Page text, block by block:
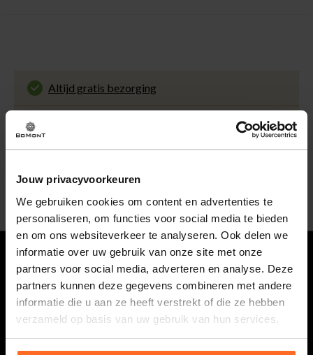
Jouw privacyvoorkeuren
We gebruiken cookies om content en advertenties te
personaliseren, om functies voor social media te bieden
en om ons websiteverkeer te analyseren. Ook delen we
informatie over uw gebruik van onze site met onze
partners voor social media, adverteren en analyse. Deze
partners kunnen deze gegevens combineren met andere
informatie die u aan ze heeft verstrekt of die ze hebben
verzameld op basis van uw gebruik van hun services.
Altijd gratis bezorging
En binnen 1 tot 3 werkdagen door DHL
Onze klanten beoordelen ons met een 9.5 uit 10
Gemakkelijk en voordelig via de DHL Parcelshop
5% spaarbonus
met je account en ontvang 5% van het bedrag
terug in de vorm van een waardecheque.
Vragen
0118 586 400
Maandag t/m vrijdag van 08.30 tot 17.00 uur.
webshop@bomont.nl